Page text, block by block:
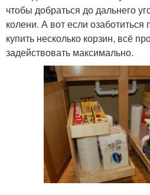
чтобы добраться до дальнего
колени. А вот если
купить несколько корзин, всё
задействовать максимально.